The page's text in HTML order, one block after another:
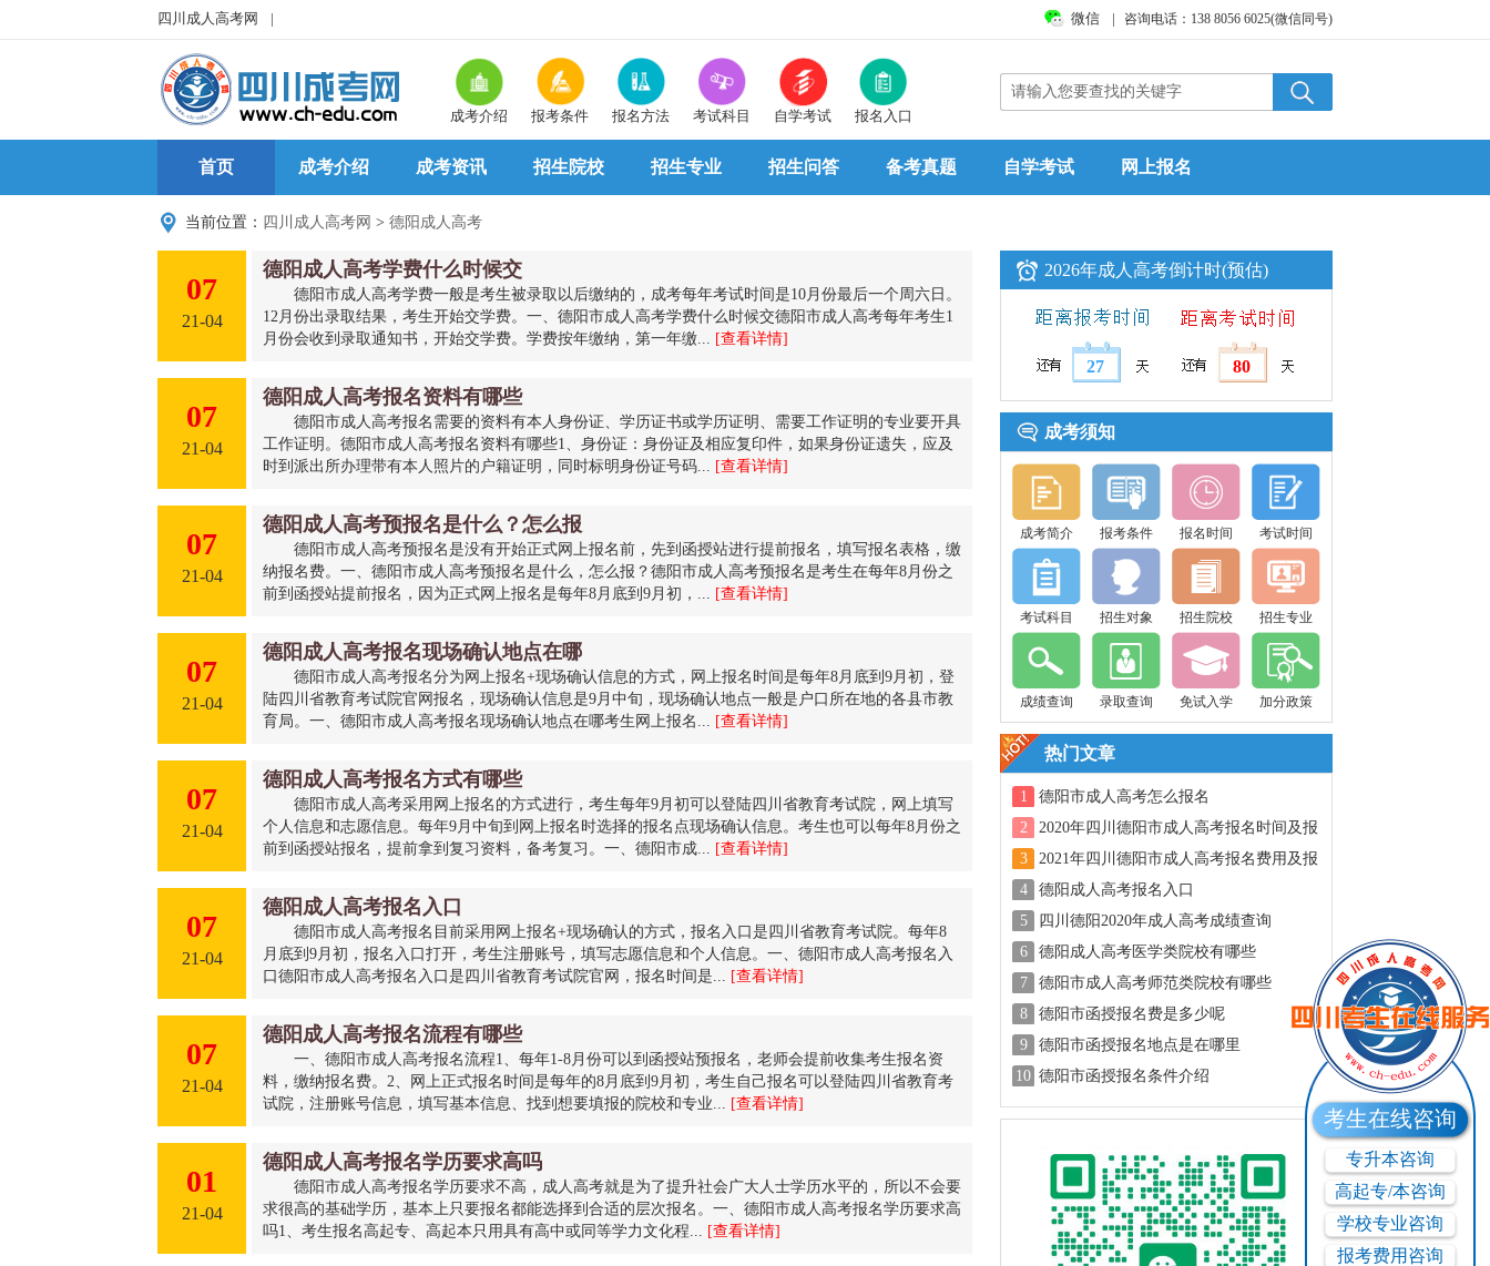
考生在线咨询
专升本咨询
高起专/本咨询
学校专业咨询
报考费用咨询
四川成人高考网 | 微信 | 咨询电话：138 8056 6025(微信同号)
成考介绍 报考条件 报名方法 考试科目 自学考试 报名入口
首页 成考介绍 成考资讯 招生院校 招生专业 招生问答 备考真题 自学考试 网上报名
当前位置： 四川成人高考网 > 德阳成人高考
07
21-04
德阳成人高考学费什么时候交
德阳市成人高考学费一般是考生被录取以后缴纳的，成考每年考试时间是10月份最后一个周六日。
12月份出录取结果，考生开始交学费。一、德阳市成人高考学费什么时候交德阳市成人高考每年考生1
月份会收到录取通知书，开始交学费。学费按年缴纳，第一年缴... [查看详情]
07
21-04
德阳成人高考报名资料有哪些
德阳市成人高考报名需要的资料有本人身份证、学历证书或学历证明、需要工作证明的专业要开具
工作证明。德阳市成人高考报名资料有哪些1、身份证：身份证及相应复印件，如果身份证遗失，应及
时到派出所办理带有本人照片的户籍证明，同时标明身份证号码... [查看详情]
07
21-04
德阳成人高考预报名是什么？怎么报
德阳市成人高考预报名是没有开始正式网上报名前，先到函授站进行提前报名，填写报名表格，缴
纳报名费。一、德阳市成人高考预报名是什么，怎么报？德阳市成人高考预报名是考生在每年8月份之
前到函授站提前报名，因为正式网上报名是每年8月底到9月初，... [查看详情]
07
21-04
德阳成人高考报名现场确认地点在哪
德阳市成人高考报名分为网上报名+现场确认信息的方式，网上报名时间是每年8月底到9月初，登
陆四川省教育考试院官网报名，现场确认信息是9月中旬，现场确认地点一般是户口所在地的各县市教
育局。一、德阳市成人高考报名现场确认地点在哪考生网上报名... [查看详情]
07
21-04
德阳成人高考报名方式有哪些
德阳市成人高考采用网上报名的方式进行，考生每年9月初可以登陆四川省教育考试院，网上填写
个人信息和志愿信息。每年9月中旬到网上报名时选择的报名点现场确认信息。考生也可以每年8月份之
前到函授站报名，提前拿到复习资料，备考复习。一、德阳市成... [查看详情]
07
21-04
德阳成人高考报名入口
德阳市成人高考报名目前采用网上报名+现场确认的方式，报名入口是四川省教育考试院。每年8
月底到9月初，报名入口打开，考生注册账号，填写志愿信息和个人信息。一、德阳市成人高考报名入
口德阳市成人高考报名入口是四川省教育考试院官网，报名时间是... [查看详情]
07
21-04
德阳成人高考报名流程有哪些
一、德阳市成人高考报名流程1、每年1-8月份可以到函授站预报名，老师会提前收集考生报名资
料，缴纳报名费。2、网上正式报名时间是每年的8月底到9月初，考生自己报名可以登陆四川省教育考
试院，注册账号信息，填写基本信息、找到想要填报的院校和专业... [查看详情]
01
21-04
德阳成人高考报名学历要求高吗
德阳市成人高考报名学历要求不高，成人高考就是为了提升社会广大人士学历水平的，所以不会要
求很高的基础学历，基本上只要报名都能选择到合适的层次报名。一、德阳市成人高考报名学历要求高
吗1、考生报名高起专、高起本只用具有高中或同等学力文化程... [查看详情]
2026年成人高考倒计时(预估)
27 80
成考须知
成考简介 报考条件 报名时间 考试时间
考试科目 招生对象 招生院校 招生专业
成绩查询 录取查询 免试入学 加分政策
热门文章
1
德阳市成人高考怎么报名
2
2020年四川德阳市成人高考报名时间及报
名方式
3 2021年四川德阳市成人高考报名费用及报
名方式
4
德阳成人高考报名入口
5
四川德阳2020年成人高考成绩查询
6
德阳成人高考医学类院校有哪些
7
德阳市成人高考师范类院校有哪些
8
德阳市函授报名费是多少呢
9
德阳市函授报名地点是在哪里
10 德阳市函授报名条件介绍